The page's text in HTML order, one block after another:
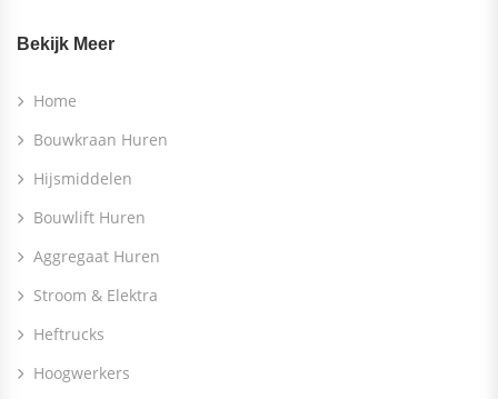
Bekijk Meer
Home
Bouwkraan Huren
Hijsmiddelen
Bouwlift Huren
Aggregaat Huren
Stroom & Elektra
Heftrucks
Hoogwerkers